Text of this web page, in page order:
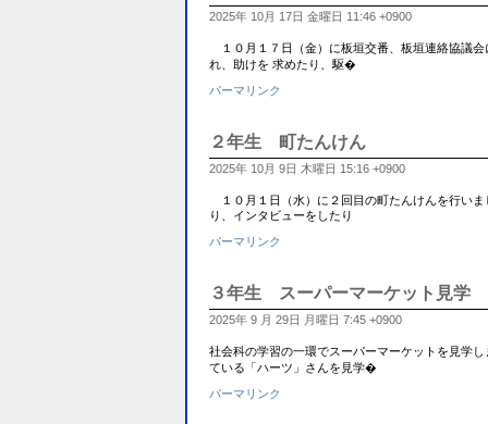
2025年 10月 17日 金曜日 11:46 +0900
１０月１７日（金）に板垣交番、板垣連絡協議
れ、助けを 求めたり、駆�
パーマリンク
２年生 町たんけん
2025年 10月 9日 木曜日 15:16 +0900
１０月１日（水）に２回目の町たんけんを行い
り、インタビューをしたり
パーマリンク
３年生 スーパーマーケット見学
2025年 9 月 29日 月曜日 7:45 +0900
社会科の学習の一環でスーパーマーケットを見学
ている「ハーツ」さんを見学�
パーマリンク